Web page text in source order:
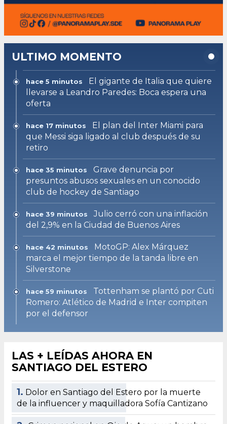
ULTIMO MOMENTO
hace 5 minutos
El gigante de Italia que quiere
llevarse a Leandro Paredes: Boca espera una
oferta
hace 17 minutos
El plan del Inter Miami para
que Messi siga ligado al club después de su
retiro
hace 35 minutos
Grave denuncia por
presuntos abusos sexuales en un conocido
club de hockey de Santiago
hace 39 minutos
Julio cerró con una inflación
del 2,9% en la Ciudad de Buenos Aires
hace 42 minutos
MotoGP: Alex Márquez
marca el mejor tiempo de la tanda libre en
Silverstone
hace 59 minutos
Tottenham se plantó por Cuti
Romero: Atlético de Madrid e Inter compiten
por el defensor
LAS + LEÍDAS AHORA EN
SANTIAGO DEL ESTERO
1. Dolor en Santiago del Estero por la muerte
de la influencer y maquilladora Sofía Cantizano